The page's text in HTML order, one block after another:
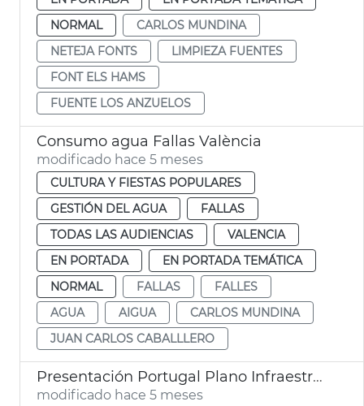
NORMAL
CARLOS MUNDINA
NETEJA FONTS
LIMPIEZA FUENTES
FONT ELS HAMS
FUENTE LOS ANZUELOS
Consumo agua Fallas València
modificado hace 5 meses
CULTURA Y FIESTAS POPULARES
GESTIÓN DEL AGUA
FALLAS
TODAS LAS AUDIENCIAS
VALENCIA
EN PORTADA
EN PORTADA TEMÁTICA
NORMAL
FALLAS
FALLES
AGUA
AIGUA
CARLOS MUNDINA
JUAN CARLOS CABALLLERO
Presentación Portugal Plano Infraestructuras Críticas 2026-2031 València
modificado hace 5 meses